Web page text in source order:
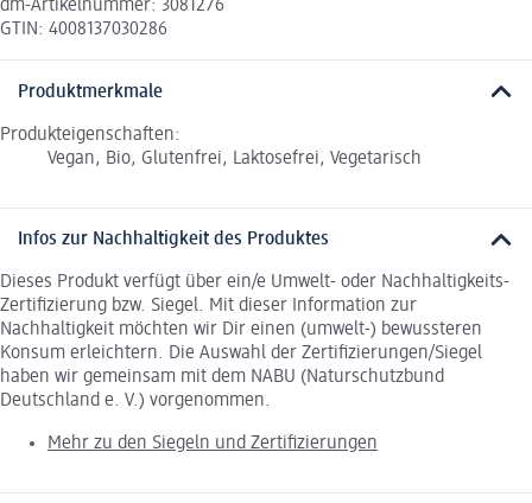
dm-Artikelnummer: 3081276
GTIN: 4008137030286
Produktmerkmale
Produkteigenschaften:
Vegan, Bio, Glutenfrei, Laktosefrei, Vegetarisch
Infos zur Nachhaltigkeit des Produktes
Dieses Produkt verfügt über ein/e Umwelt- oder Nachhaltigkeits-
Zertifizierung bzw. Siegel. Mit dieser Information zur
Nachhaltigkeit möchten wir Dir einen (umwelt-) bewussteren
Konsum erleichtern. Die Auswahl der Zertifizierungen/Siegel
haben wir gemeinsam mit dem NABU (Naturschutzbund
Deutschland e. V.) vorgenommen.
Mehr zu den Siegeln und Zertifizierungen